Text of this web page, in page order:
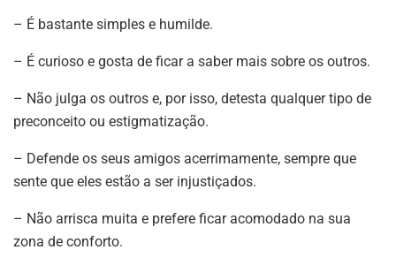
– É bastante simples e humilde.
– É curioso e gosta de ficar a saber mais sobre os outros.
– Não julga os outros e, por isso, detesta qualquer tipo de
preconceito ou estigmatização.
– Defende os seus amigos acerrimamente, sempre que
sente que eles estão a ser injustiçados.
– Não arrisca muita e prefere ficar acomodado na sua
zona de conforto.